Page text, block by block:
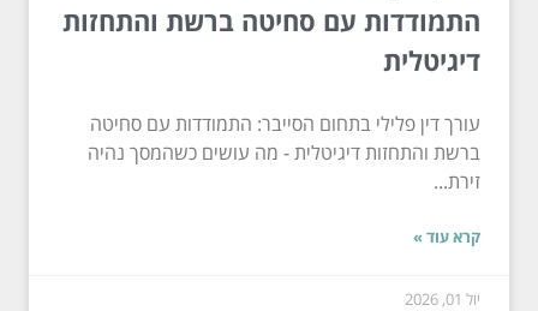
התמודדות עם סחיטה ברשת והתחזות
דיגיטלית
עורך דין פלילי בתחום הסייבר: התמודדות עם סחיטה
ברשת והתחזות דיגיטלית - מה עושים כשהמסך נהיה
זירת...
קרא עוד »
יול 01, 2026